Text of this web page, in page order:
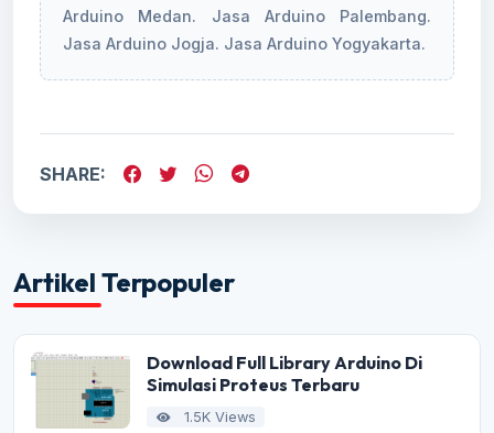
Arduino Medan. Jasa Arduino Palembang.
Jasa Arduino Jogja. Jasa Arduino Yogyakarta.
SHARE:
Artikel Terpopuler
Download Full Library Arduino Di
Simulasi Proteus Terbaru
1.5K Views